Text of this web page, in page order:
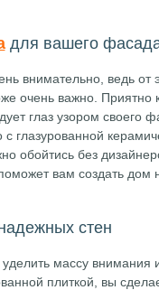
для вашего
внимательно, ведь от
очень важно. Приятно
глаз узором своего
глазурованной
обойтись без
вам создать дом
стен
массу внимания
плиткой, вы